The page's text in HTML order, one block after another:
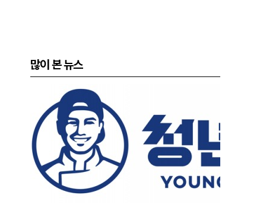
많이 본 뉴스